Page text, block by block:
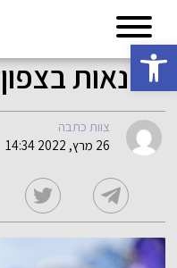
פתח סרגל נגישות
סדנאות בצפון
צוות כתבה
26 מרץ, 2022 14:34